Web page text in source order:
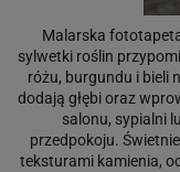
Malarska
sylwetki roślin
różu, burgundu i bieli
dodają głębi oraz
salonu, sypialni
przedpokoju.
teksturami kamienia,